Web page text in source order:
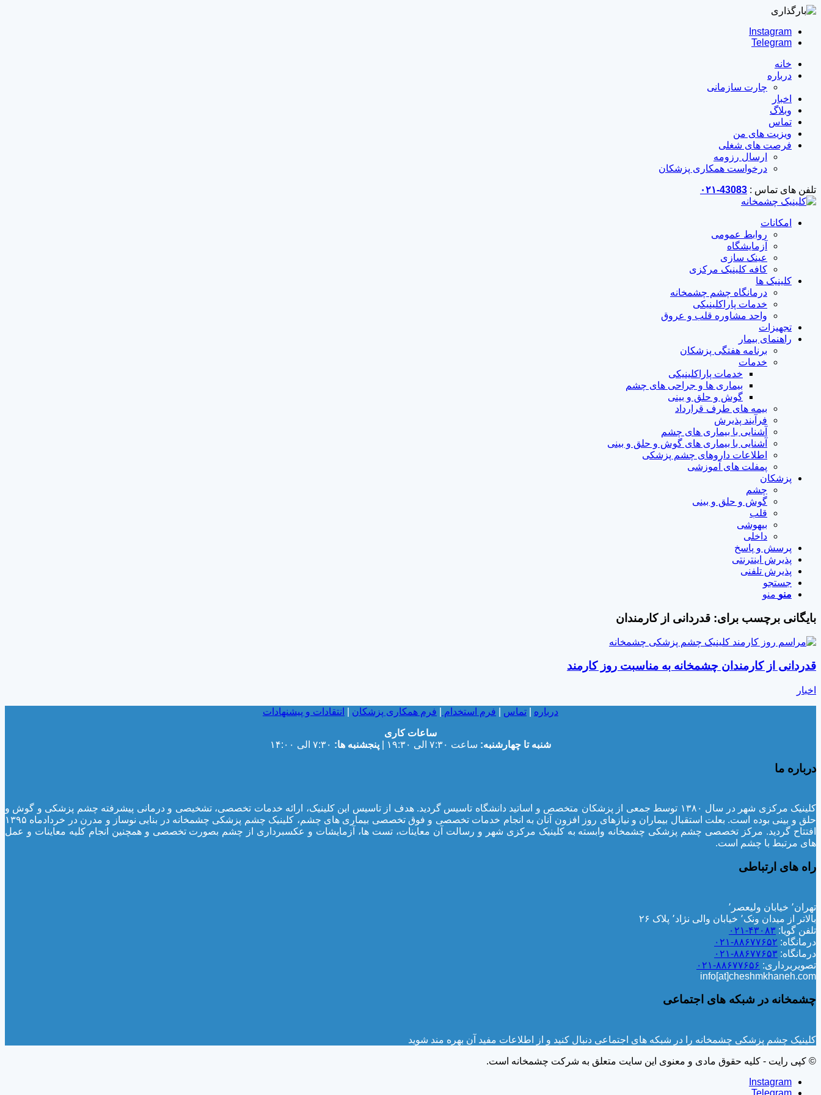
Instagram
Telegram
خانه
درباره
چارت سازمانی
اخبار
وبلاگ
تماس
ویزیت های من
فرصت های شغلی
ارسال رزومه
درخواست همکاری پزشکان
تلفن های تماس : 43083-۰۲۱
امکانات
روابط عمومی
آزمایشگاه
عینک سازی
کافه کلینیک مرکزی
کلینیک ها
درمانگاه چشم چشمخانه
خدمات پاراکلینیکی
واحد مشاوره قلب و عروق
تجهیزات
راهنمای بیمار
برنامه هفتگی پزشکان
خدمات
خدمات پاراکلینیکی
بیماری ها و جراحی های چشم
گوش و حلق و بینی
بیمه های طرف قرارداد
فرآیند پذیرش
آشنایی با بیماری های چشم
آشنایی با بیماری های گوش و حلق و بینی
اطلاعات داروهای چشم پزشکی
پمفلت های آموزشی
پزشکان
چشم
گوش و حلق و بینی
قلب
بیهوشی
داخلی
پرسش و پاسخ
پذیرش اینترنتی
پذیرش تلفنی
جستجو
منو منو
بایگانی برچسب برای: قدردانی از کارمندان
قدردانی از کارمندان چشمخانه به مناسبت روز کارمند
اخبار
درباره تماس فرم استخدام فرم همکاری پزشکان انتقادات و پیشنهادات
ساعات کاری
شنبه تا چهارشنبه: ساعت ۷:۳۰ الی ۱۹:۳۰ | پنجشنبه ها:
درباره ما
کلینیک مرکزی شهر در سال ۱۳۸۰ توسط جمعی از پزشکان متخصص و اساتید دانشگاه تاسیس گردید. هدف از تاسیس این کلینیک، ارائه خدمات تخصصی، تشخیصی و درمانی پیشرفته چشم پزشکی و گوش و
حلق و بینی بوده است. بعلت استقبال بیماران و نیازهای روز افزون آنان به انجام خدمات تخصصی و فوق تخصصی بیماری های چشم، کلینیک چشم پزشکی چشمخانه در بنایی نوساز و مدرن در خردادماه ۱۳۹۵
افتتاح گردید. مرکز تخصصی چشم پزشکی چشمخانه وابسته به کلینیک مرکزی شهر و رسالت آن معاینات، تست ها، آزمایشات و عکسبرداری از چشم بصورت تخصصی و همچنین انجام کلیه معاینات و عمل
های مرتبط با چشم است.
راه های ارتباطی
تهران٬ خیابان ولیعصر٬
بالاتر از میدان ونک٬ خیابان والی نژاد٬ پلاک ۲۶
تلفن گویا: ۴۳۰۸۳-۰۲۱
درمانگاه: ۸۸۶۷۷۶۵۲-۰۲۱
درمانگاه: ۸۸۶۷۷۶۵۳-۰۲۱
تصویربرداری: ۸۸۶۷۷۶۵۶-۰۲۱
info[at]cheshmkhaneh.com
چشمخانه در شبکه های اجتماعی
کلینیک چشم پزشکی چشمخانه را در شبکه های اجتماعی دنبال کنید و از اطلاعات مفید آن بهره مند شوید
© کپی رایت - کلیه حقوق مادی و معنوی این سایت متعلق به شرکت چشمخانه است.
Instagram